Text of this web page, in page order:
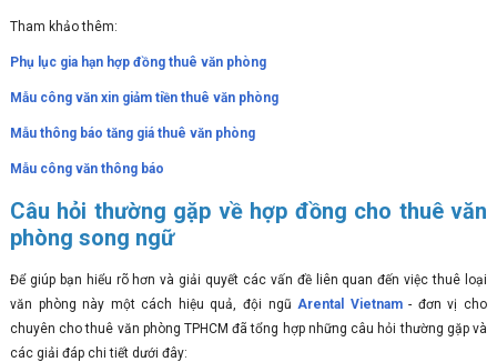
Tham khảo thêm:
Phụ lục gia hạn hợp đồng thuê văn phòng
Mẫu công văn xin giảm tiền thuê văn phòng
Mẫu thông báo tăng giá thuê văn phòng
Mẫu công văn thông báo
Câu hỏi thường gặp về hợp đồng cho thuê văn
phòng song ngữ
Để giúp bạn hiểu rõ hơn và giải quyết các vấn đề liên quan đến việc thuê loại
văn phòng này một cách hiệu quả, đội ngũArental Vietnam- đơn vị cho
chuyên cho thuê văn phòng TPHCM đã tổng hợp những câu hỏi thường gặp và
các giải đáp chi tiết dưới đây: